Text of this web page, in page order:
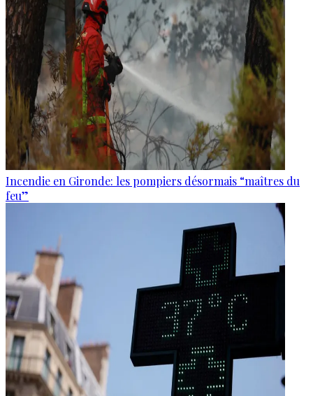
Incendie en Gironde: les pompiers désormais “maîtres du
feu”